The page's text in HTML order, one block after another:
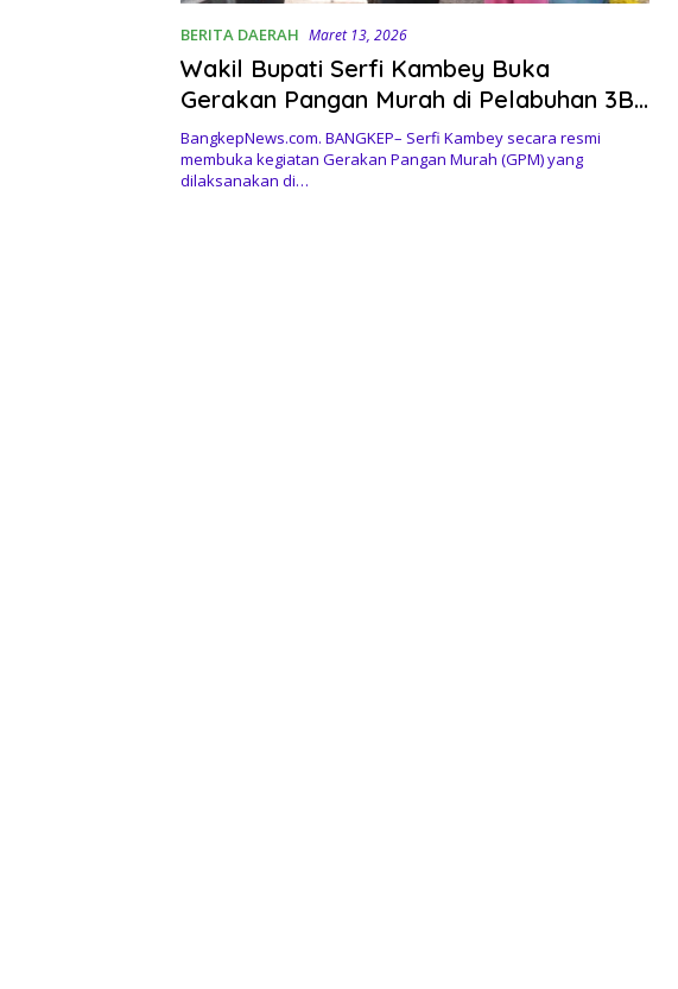
BERITA DAERAH Maret 13, 2026
Wakil Bupati Serfi Kambey Buka
Gerakan Pangan Murah di Pelabuhan 3B
Salakan
BangkepNews.com. BANGKEP– Serfi Kambey secara resmi
membuka kegiatan Gerakan Pangan Murah (GPM) yang
dilaksanakan di…